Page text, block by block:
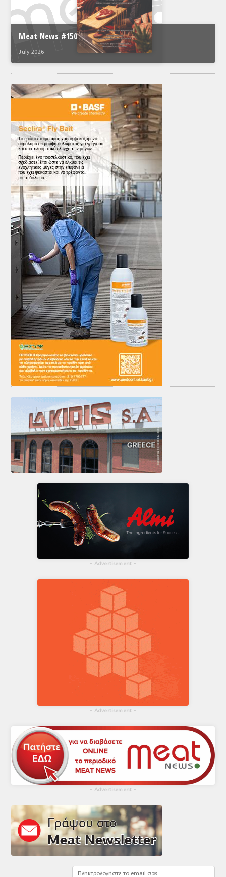
Meat News #150
July 2026
▴ Advertisement ▴
▴ Advertisement ▴
▴ Advertisement ▴